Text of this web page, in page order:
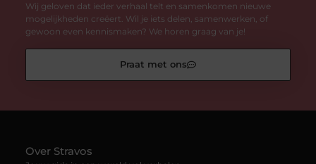
Wij geloven dat ieder verhaal telt en samenkomen nieuwe
mogelijkheden creëert. Wil je iets delen, samenwerken, of
gewoon even kennismaken? We horen graag van je!
Praat met ons
Over Stravos